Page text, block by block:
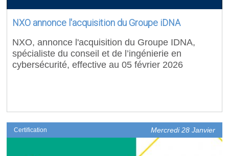
NXO annonce l'acquisition du Groupe iDNA
NXO, annonce l'acquisition du Groupe IDNA,
spécialiste du conseil et de l’ingénierie en
cybersécurité, effective au 05 février 2026
Certification Mercredi 28 Janvier